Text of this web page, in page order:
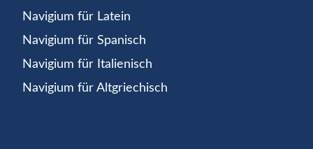
Navigium für Latein
Navigium für Spanisch
Navigium für Italienisch
Navigium für Altgriechisch